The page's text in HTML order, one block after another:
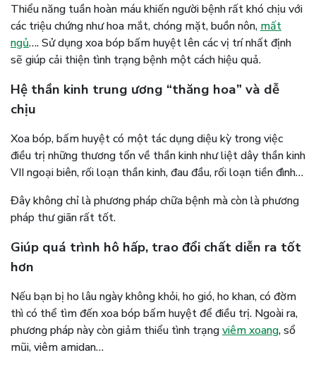
Thiểu năng tuần hoàn máu khiến người bệnh rất khó chịu với
các triệu chứng như hoa mắt, chóng mặt, buồn nôn, mất
ngủ…. Sử dụng xoa bóp bấm huyệt lên các vị trí nhất định
sẽ giúp cải thiện tình trạng bệnh một cách hiệu quả.
Hệ thần kinh trung ương “thăng hoa” và dễ
chịu
Xoa bóp, bấm huyệt có một tác dụng diệu kỳ trong việc
điều trị những thương tổn về thần kinh như liệt dây thần kinh
VII ngoại biên, rối loạn thần kinh, đau đầu, rối loạn tiền đình…
Đây không chỉ là phương pháp chữa bệnh mà còn là phương
pháp thư giãn rất tốt.
Giúp quá trình hô hấp, trao đổi chất diễn ra tốt
hơn
Nếu bạn bị ho lâu ngày không khỏi, ho gió, ho khan, có đờm
thì có thể tìm đến xoa bóp bấm huyệt để điều trị. Ngoài ra,
phương pháp này còn giảm thiểu tình trạngviêm xoang, sổ
mũi, viêm amidan…